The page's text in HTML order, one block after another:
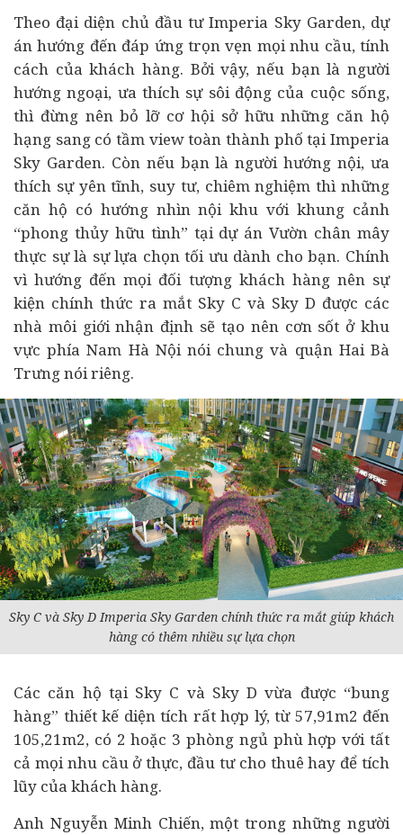
Theo đại diện chủ đầu tưImperia Sky Garden, dự
án hướng đến đáp ứng trọn vẹn mọi nhu cầu, tính
cách của khách hàng. Bởi vậy, nếu bạn là người
hướng ngoại, ưa thích sự sôi động của cuộc sống,
thì đừng nên bỏ lỡ cơ hội sở hữu những căn hộ
hạng sang có tầm view toàn thành phố tại Imperia
Sky Garden. Còn nếu bạn là người hướng nội, ưa
thích sự yên tĩnh, suy tư, chiêm nghiệm thì những
căn hộ có hướng nhìn nội khu với khung cảnh
“phong thủy hữu tình” tại dự án Vườn chân mây
thực sự là sự lựa chọn tối ưu dành cho bạn. Chính
vì hướng đến mọi đối tượng khách hàng nên sự
kiện chính thức ra mắt Sky C và Sky D được các
nhà môi giới nhận định sẽ tạo nên cơn sốt ở khu
vực phía Nam Hà Nội nói chung và quận Hai Bà
Trưng nói riêng.
Sky C và Sky D Imperia Sky Garden chính thức ra mắt giúp khách
hàng có thêm nhiều sự lựa chọn
Các căn hộ tại Sky C và Sky D vừa được “bung
hàng” thiết kế diện tích rất hợp lý, từ 57,91m2 đến
105,21m2, có 2 hoặc 3 phòng ngủ phù hợp với tất
cả mọi nhu cầu ở thực, đầu tư cho thuê hay để tích
lũy của khách hàng.
Anh Nguyễn Minh Chiến, một trong những người